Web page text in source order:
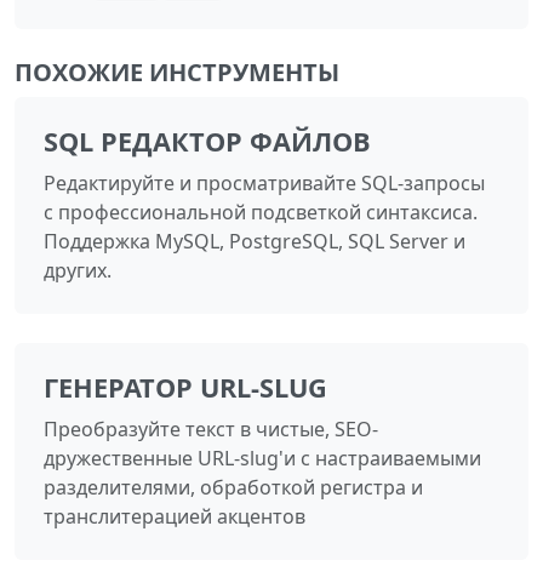
ПОХОЖИЕ ИНСТРУМЕНТЫ
SQL РЕДАКТОР ФАЙЛОВ
Редактируйте и просматривайте SQL-запросы
с профессиональной подсветкой синтаксиса.
Поддержка MySQL, PostgreSQL, SQL Server и
других.
ГЕНЕРАТОР URL-SLUG
Преобразуйте текст в чистые, SEO-
дружественные URL-slug'и с настраиваемыми
разделителями, обработкой регистра и
транслитерацией акцентов